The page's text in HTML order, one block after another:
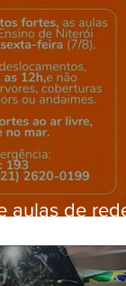
aulas de rede
sexta (7)